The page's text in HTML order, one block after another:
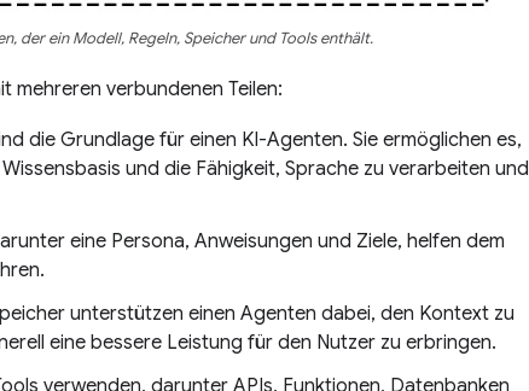
der ein Modell, Regeln, Speicher und Tools enthält.
mehreren verbundenen Teilen:
die Grundlage für einen KI-Agenten. Sie ermöglichen es,
und die Fähigkeit, Sprache zu verarbeiten und
eine Persona, Anweisungen und Ziele, helfen dem
unterstützen einen Agenten dabei, den Kontext zu
eine bessere Leistung für den Nutzer zu erbringen.
verwenden, darunter APIs, Funktionen, Datenbanken